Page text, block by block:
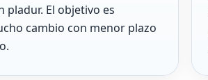
pladur. El objetivo es
cambio con menor plazo